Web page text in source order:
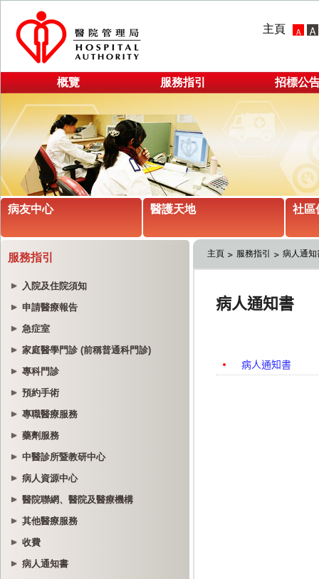
主頁
概覽 服務指引 招標公
病友中心 醫護天地 社區
服務指引
入院及住院須知
申請醫療報告
急症室
家庭醫學門診 (前稱普通科門診)
專科門診
預約手術
專職醫療服務
藥劑服務
中醫診所暨教研中心
病人資源中心
醫院聯網、醫院及醫療機構
其他醫療服務
收費
病人通知書
主頁 服務指引 病人通知